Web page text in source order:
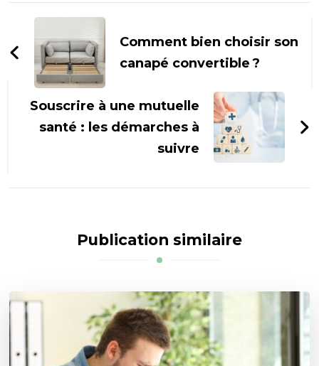
Navigation
d'article
Comment bien choisir son
canapé convertible ?
Souscrire à une mutuelle
santé : les démarches à
suivre
Publication similaire